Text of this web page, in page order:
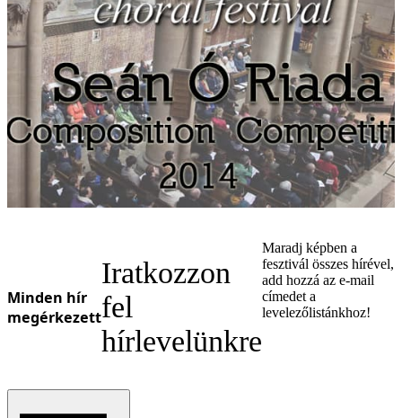
Portuguese
Ukrainian
Minden hír
megérkezett
Iratkozzon
fel
hírlevelünkre
Maradj képben a
fesztivál összes hírével,
add hozzá az e-mail
címedet a
levelezőlistánkhoz!